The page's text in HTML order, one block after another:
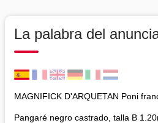
La palabra del
MAGNIFICK D'ARQUETAN Poni
Pangaré negro castrado, talla B